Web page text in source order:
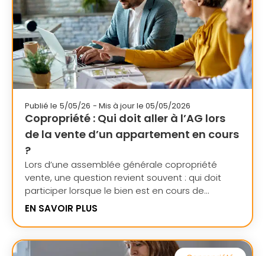
Publié le 5/05/26 - Mis à jour le 05/05/2026
Copropriété : Qui doit aller à l’AG lors
de la vente d’un appartement en cours
?
Lors d’une assemblée générale copropriété
vente, une question revient souvent : qui doit
participer lorsque le bien est en cours de...
EN SAVOIR PLUS